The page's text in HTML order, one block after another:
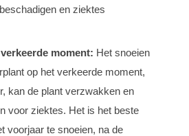
en ziektes
moment: Het snoeien
op het verkeerde moment,
kan de plant verzwakken en
voor ziektes. Het is het beste
voorjaar te snoeien, na de